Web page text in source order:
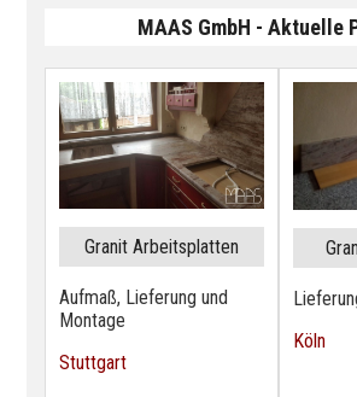
MAAS GmbH - Aktuelle
Granit Arbeitsplatten
Aufmaß, Lieferung und
Montage
Stuttgart
Köln